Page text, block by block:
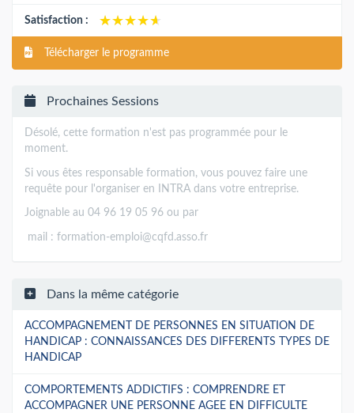
Satisfaction : ★★★★★
★★★★★
Télécharger le programme
Prochaines Sessions
Désolé, cette formation n'est pas programmée pour le
moment.
Si vous êtes responsable formation, vous pouvez faire une
requête pour l'organiser en INTRA dans votre entreprise.
Joignable au 04 96 19 05 96 ou par
mail : formation-emploi@cqfd.asso.fr
Dans la même catégorie
ACCOMPAGNEMENT DE PERSONNES EN SITUATION DE
HANDICAP : CONNAISSANCES DES DIFFERENTS TYPES DE
HANDICAP
COMPORTEMENTS ADDICTIFS : COMPRENDRE ET
ACCOMPAGNER UNE PERSONNE AGEE EN DIFFICULTE